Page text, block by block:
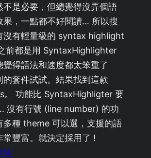
不是必要，但總覺得沒弄個語
果，一點都不好閱讀… 所以搜
沒有輕量級的 syntax highlight
前都是用 SyntaxHighlighter
覺得語法和速度都太笨重了
的套件試試。結果找到這款
。 功能比 SyntaxHighligter 要
沒有行號 (line number) 的功
多種 theme 可以選，支援的語
常豐富。就決定採用了 !